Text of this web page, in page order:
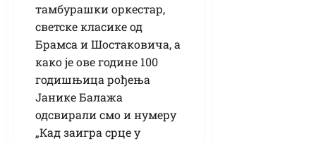
тамбурашки оркестар,
светске класике од
Брамса и Шостаковича, а
како је ове године 100
годишњица рођења
Јанике Балажа
одсвирали смо и нумеру
„Кад заигра срце у